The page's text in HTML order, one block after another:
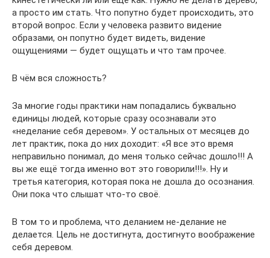
а просто им стать. Что попутно будет происходить, это
второй вопрос. Если у человека развито видение
образами, он попутно будет видеть, видение
ощущениями — будет ощущать и что там прочее.
В чём вся сложность?
За многие годы практики нам попадались буквально
единицы людей, которые сразу осознавали это
«неделание себя деревом». У остальных от месяцев до
лет практик, пока до них доходит: «Я все это время
неправильно понимал, до меня только сейчас дошло!!! А
вы же ещё тогда именно вот это говорили!!!». Ну и
третья категория, которая пока не дошла до осознания.
Они пока что слышат что-то своё.
В том то и проблема, что деланием не-делание не
делается. Цель не достигнута, достигнуто воображение
себя деревом.